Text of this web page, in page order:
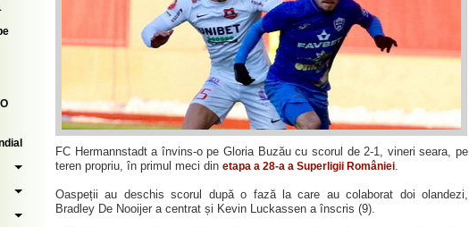
FC Hermannstadt a învins-o pe Gloria Buzău cu scorul de 2-1, vineri seara, pe
teren propriu, în primul meci din etapa a 28-a a Superligii României.
Oaspeții au deschis scorul după o fază la care au colaborat doi olandezi,
Bradley De Nooijer a centrat și Kevin Luckassen a înscris (9).